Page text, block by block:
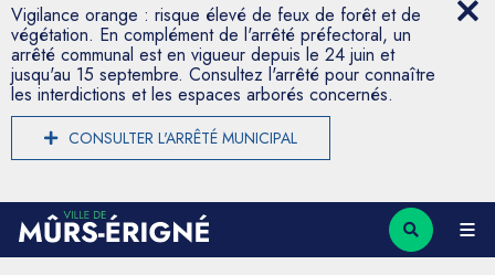
Vigilance orange : risque élevé de feux de forêt et de
végétation. En complément de l'arrêté préfectoral, un
arrêté communal est en vigueur depuis le 24 juin et
jusqu'au 15 septembre. Consultez l'arrêté pour connaître
les interdictions et les espaces arborés concernés.
CONSULTER L'ARRÊTÉ MUNICIPAL